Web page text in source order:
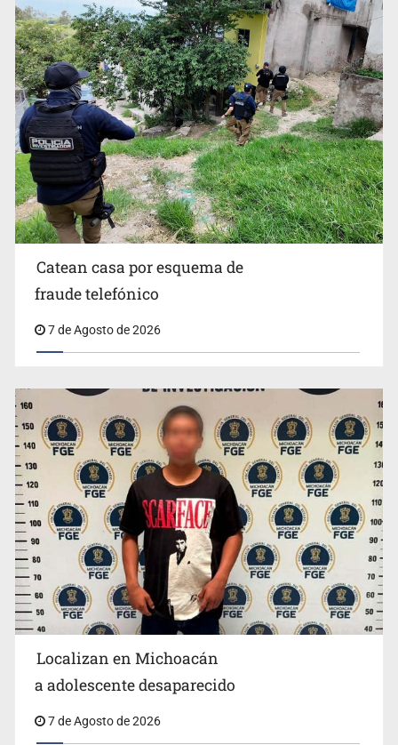
Sheinbaum anticipa más detenciones por caso
Ayotzinapa y promete justicia
México no está preparado para una intervención
unilateral de EUA contra cárteles
Procesan a el “R1”, presunto líder criminal en Jalisco y
Catean casa por esquema de
fraude telefónico
7 de Agosto de 2026
Localizan en Michoacán
a adolescente desaparecido
7 de Agosto de 2026